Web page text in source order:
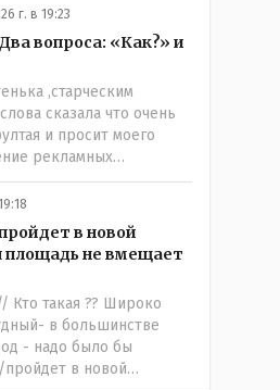
был
??? Цитата:///
Цитата://
в 1885 году состоял из
и младшего
в уездном
полиции, суда и
уездный и
бабка,
Областной акимат -
основателя города
не назвали улицу и не
Где ономасты,
исторических
почему кто то должен
идею, создайте
ходатайство в
- вперёд. Под лежачий
г. в 19:23
вопроса: «Как?» и
,старческим
сказала что очень
и просит моего
рекламных
магазина,на что я ей
пользы для
использовать мой
раздачи пустых
это разговор и
в новой
площадь не вмещает
Кто такая ?? Широко
в большинстве
- надо было бы
пройдет в новой